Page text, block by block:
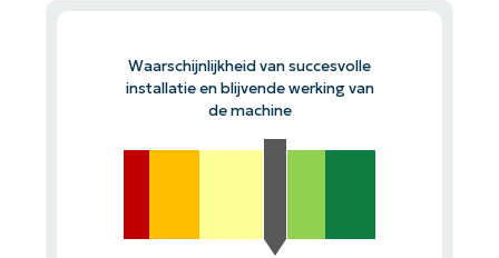
Waarschijnlijkheid van succesvolle
installatie en blijvende werking van
de machine